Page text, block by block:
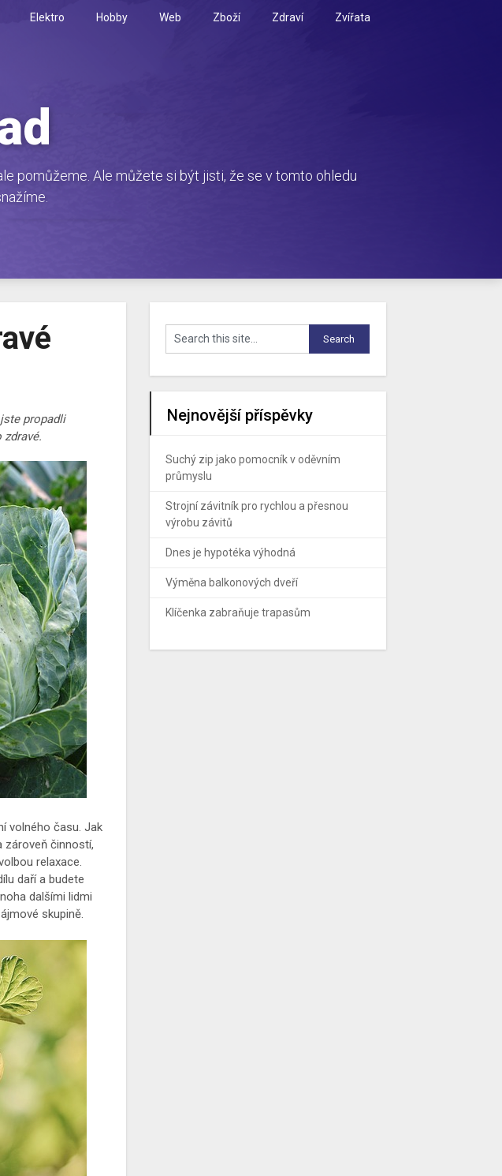
Elektro Hobby Web Zboží Zdraví Zvířata
pomůžeme. Ale můžete si být jisti, že se v tomto ohledu
propadli
volného času. Jak
zároveň činností,
relaxace.
daří a budete
dalšími lidmi
skupině.
Nejnovější příspěvky
Suchý zip jako pomocník v oděvním
průmyslu
Strojní závitník pro rychlou a přesnou
výrobu závitů
Dnes je hypotéka výhodná
Výměna balkonových dveří
Klíčenka zabraňuje trapasům